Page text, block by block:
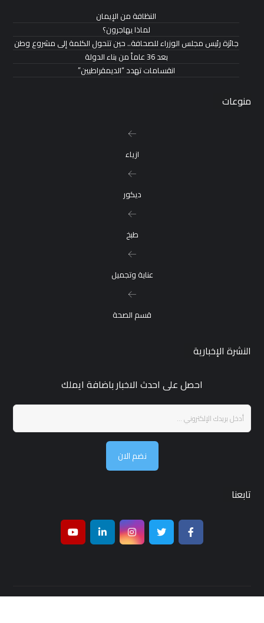
النظافة من الإيمان
لماذا يهاجرون؟
جائزة رئيس مجلس الوزراء للصحافة.. حين تتحول الكلمة إلى مشروع وطن
بعد 36 عاماً من بناء الدولة
انقسامات تهدد “الديمقراطيين”
منوعات
ازياء
ديكور
طبخ
عناية وتجميل
قسم الصحة
النشرة الإخبارية
احصل على احدث الاخبار باضافة ايملك
نضم الان
تابعنا